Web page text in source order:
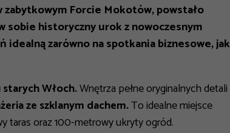
zabytkowym Forcie Mokotów, powstało
sobie historyczny urok z nowoczesnym
zarówno na spotkania biznesowe, jak
Włoch.Wnętrza pełne oryginalnych detali
ze szklanym dachem.To idealne miejsce
taras oraz 100-metrowy ukryty ogród.